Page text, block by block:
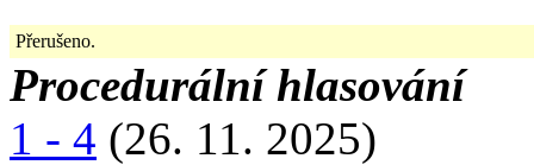
Přerušeno.
Procedurální hlasování
1 - 4 (26. 11. 2025)